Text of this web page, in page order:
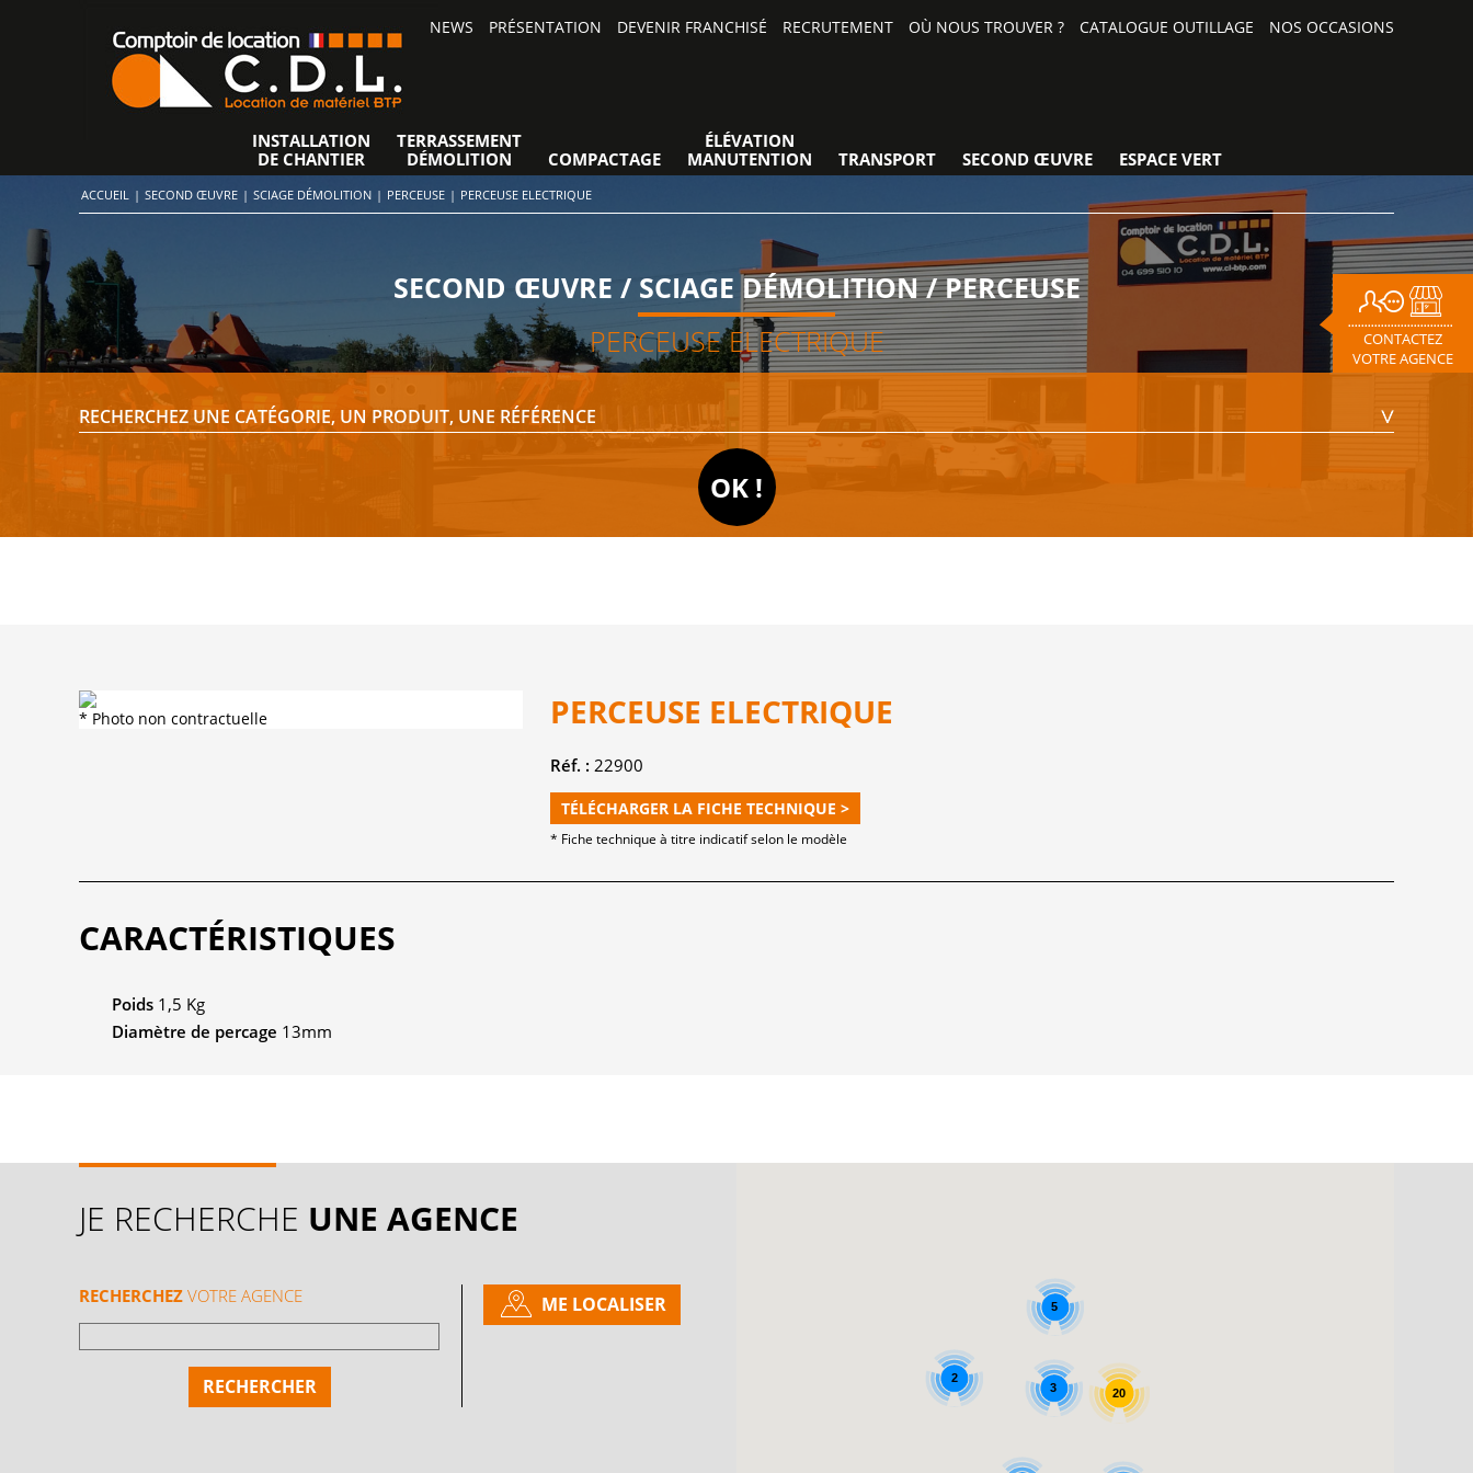
NEWS PRÉSENTATION DEVENIR FRANCHISÉ RECRUTEMENT OÙ NOUS TROUVER ? CATALOGUE OUTILLAGE NOS OCCASIONS
INSTALLATION
DE CHANTIER
TERRASSEMENT
DÉMOLITION
COMPACTAGE
ÉLÉVATION
MANUTENTION
TRANSPORT SECOND ŒUVRE ESPACE VERT
CONTACTEZ
VOTRE AGENCE
ACCUEIL | SECOND ŒUVRE | SCIAGE DÉMOLITION | PERCEUSE | PERCEUSE ELECTRIQUE
SECOND ŒUVRE / SCIAGE DÉMOLITION / PERCEUSE
PERCEUSE ELECTRIQUE
* Photo non contractuelle PERCEUSE ELECTRIQUE
Réf. : 22900
TÉLÉCHARGER LA FICHE TECHNIQUE >
* Fiche technique à titre indicatif selon le modèle
CARACTÉRISTIQUES
Poids 1,5 Kg
Diamètre de percage 13mm
JE RECHERCHE UNE AGENCE
RECHERCHEZ VOTRE AGENCE ME LOCALISER
20
5
2
3